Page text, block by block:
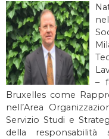
–
Bruxelles come
nell’Area
Servizio Studi e
della